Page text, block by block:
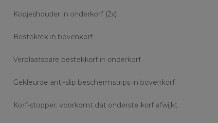
Kopjeshouder in onderkorf (2x)
Bestekrek in bovenkorf
Verplaatsbare bestekkorf in onderkorf
Gekleurde anti-slip beschermstrips in bovenkorf
Korf-stopper: voorkomt dat onderste korf afwijkt